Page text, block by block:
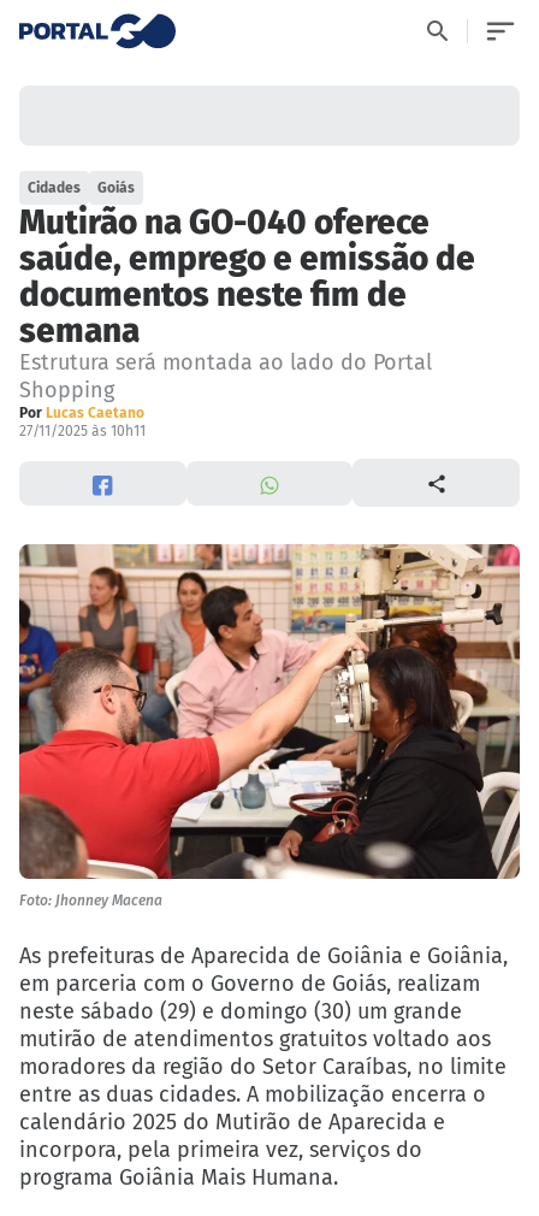
Cidades Goiás
Mutirão na GO-040 oferece
saúde, emprego e emissão de
documentos neste fim de
semana
Estrutura será montada ao lado do Portal
Shopping
Por Lucas Caetano
27/11/2025 às 10h11
Foto: Jhonney Macena
As prefeituras de Aparecida de Goiânia e Goiânia,
em parceria com o Governo de Goiás, realizam
neste sábado (29) e domingo (30) um grande
mutirão de atendimentos gratuitos voltado aos
moradores da região do Setor Caraíbas, no limite
entre as duas cidades. A mobilização encerra o
calendário 2025 do Mutirão de Aparecida e
incorpora, pela primeira vez, serviços do
programa Goiânia Mais Humana.